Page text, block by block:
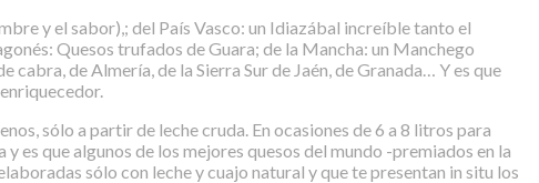
y el sabor),; del País Vasco: un Idiazábal increíble tanto el
Quesos trufados de Guara; de la Mancha: un Manchego
de Almería, de la Sierra Sur de Jaén, de Granada… Y es que
sólo a partir de leche cruda. En ocasiones de 6 a 8 litros para
es que algunos de los mejores quesos del mundo -premiados en la
sólo con leche y cuajo natural y que te presentan in situ los